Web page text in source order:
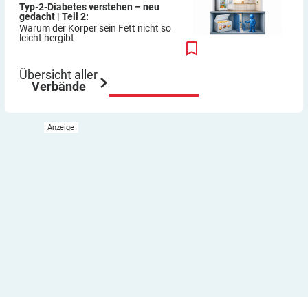
Typ-2-Diabetes verstehen – neu
gedacht | Teil 2:
Warum der Körper sein Fett nicht so
leicht hergibt
Übersicht aller
Verbände